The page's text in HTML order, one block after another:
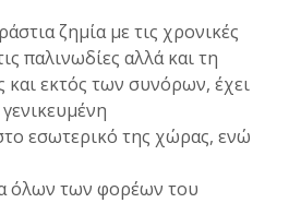
ζημία με τις χρονικές
παλινωδίες αλλά και τη
και εκτός των συνόρων, έχει
εσωτερικό της χώρας, ενώ
όλων των φορέων του